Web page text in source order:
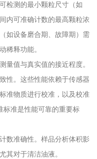
测的最小颗粒尺寸（如
内可准确计数的最高颗粒浓
如设备磨合期、故障期）需
稀释功能。
值与真实值的接近程度。
性。这些性能依赖于传感器
准物质进行校准，以及校准
标准是性能可靠的重要标
准确性。样品分析体积影
其对于清洁油液。